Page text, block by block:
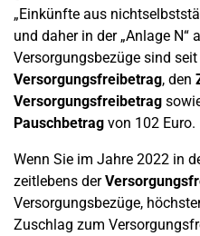
„Einkünfte aus
und daher in der „Anlage N“
Versorgungsbezüge sind
Versorgungsfreibetrag, den
Versorgungsfreibetrag
Pauschbetrag von 102 Euro.
Wenn Sie im Jahre 2022 in
zeitlebens der
Versorgungsbezüge,
Zuschlag zum